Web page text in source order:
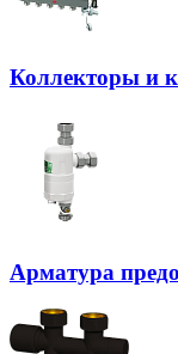
Коллекторы и
Арматура